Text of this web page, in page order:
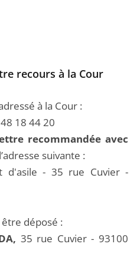
recours à la Cour
à la Cour :
18 44 20
recommandée avec
suivante :
d'asile - 35 rue Cuvier -
déposé :
35 rue Cuvier - 93100